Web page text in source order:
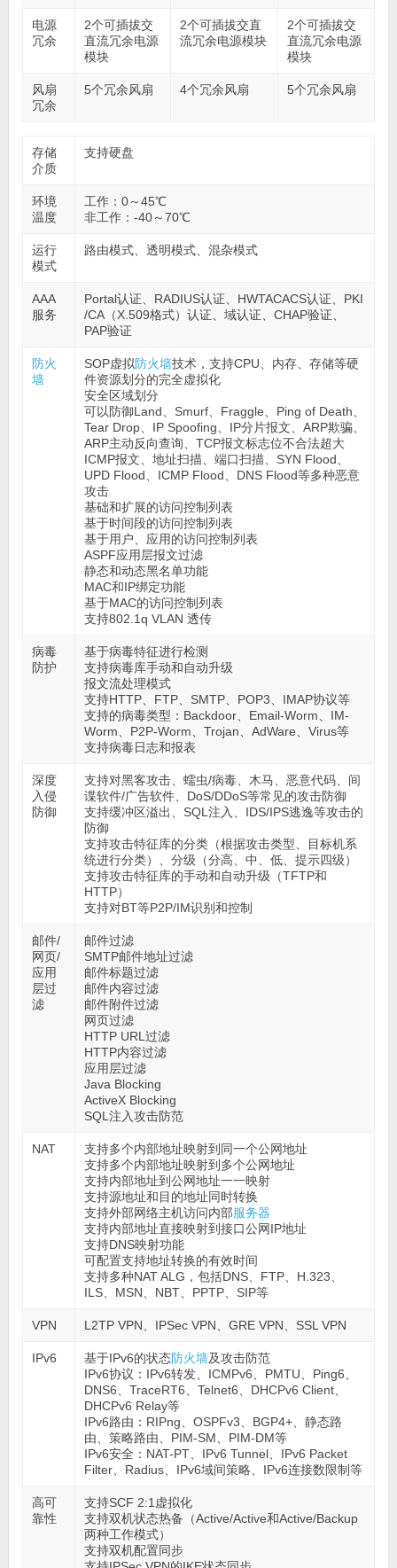
电源
冗余
2个可插拔交
直流冗余电源
模块
2个可插拔交直
流冗余电源模块
2个可插拔交
直流冗余电源
模块
风扇
冗余
5个冗余风扇 4个冗余风扇 5个冗余风扇
存储
介质
支持硬盘
环境
温度
工作：0～45℃
非工作：-40～70℃
运行
模式
路由模式、透明模式、混杂模式
AAA
服务
Portal认证、RADIUS认证、HWTACACS认证、PKI
/CA（X.509格式）认证、域认证、CHAP验证、
PAP验证
防火
墙
SOP虚拟防火墙技术，支持CPU、内存、存储等硬
件资源划分的完全虚拟化
安全区域划分
可以防御Land、Smurf、Fraggle、Ping of Death、
Tear Drop、IP Spoofing、IP分片报文、ARP欺骗、
ARP主动反向查询、TCP报文标志位不合法超大
ICMP报文、地址扫描、端口扫描、SYN Flood、
UPD Flood、ICMP Flood、DNS Flood等多种恶意
攻击
基础和扩展的访问控制列表
基于时间段的访问控制列表
基于用户、应用的访问控制列表
ASPF应用层报文过滤
静态和动态黑名单功能
MAC和IP绑定功能
基于MAC的访问控制列表
支持802.1q VLAN 透传
病毒
防护
基于病毒特征进行检测
支持病毒库手动和自动升级
报文流处理模式
支持HTTP、FTP、SMTP、POP3、IMAP协议等
支持的病毒类型：Backdoor、Email-Worm、IM-
Worm、P2P-Worm、Trojan、AdWare、Virus等
支持病毒日志和报表
深度
入侵
防御
支持对黑客攻击、蠕虫/病毒、木马、恶意代码、间
谍软件/广告软件、DoS/DDoS等常见的攻击防御
支持缓冲区溢出、SQL注入、IDS/IPS逃逸等攻击的
防御
支持攻击特征库的分类（根据攻击类型、目标机系
统进行分类）、分级（分高、中、低、提示四级）
支持攻击特征库的手动和自动升级（TFTP和
HTTP）
支持对BT等P2P/IM识别和控制
邮件/
网页/
应用
层过
滤
邮件过滤
SMTP邮件地址过滤
邮件标题过滤
邮件内容过滤
邮件附件过滤
网页过滤
HTTP URL过滤
HTTP内容过滤
应用层过滤
Java Blocking
ActiveX Blocking
SQL注入攻击防范
NAT
支持多个内部地址映射到同一个公网地址
支持多个内部地址映射到多个公网地址
支持内部地址到公网地址一一映射
支持源地址和目的地址同时转换
支持外部网络主机访问内部服务器
支持内部地址直接映射到接口公网IP地址
支持DNS映射功能
可配置支持地址转换的有效时间
支持多种NAT ALG，包括DNS、FTP、H.323、
ILS、MSN、NBT、PPTP、SIP等
VPN L2TP VPN、IPSec VPN、GRE VPN、SSL VPN
IPv6 基于IPv6的状态防火墙及攻击防范
IPv6协议：IPv6转发、ICMPv6、PMTU、Ping6、
DNS6、TraceRT6、Telnet6、DHCPv6 Client、
DHCPv6 Relay等
IPv6路由：RIPng、OSPFv3、BGP4+、静态路
由、策略路由、PIM-SM、PIM-DM等
IPv6安全：NAT-PT、IPv6 Tunnel、IPv6 Packet
Filter、Radius、IPv6域间策略、IPv6连接数限制等
高可
靠性
支持SCF 2:1虚拟化
支持双机状态热备（Active/Active和Active/Backup
两种工作模式）
支持双机配置同步